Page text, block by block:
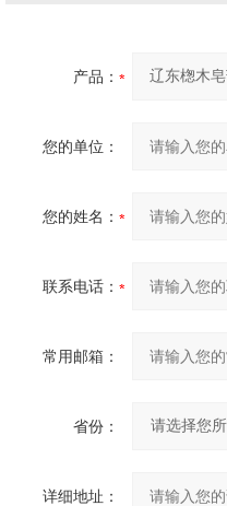
产品：
您的单位：
您的姓名：
联系电话：
常用邮箱：
省份：
详细地址：